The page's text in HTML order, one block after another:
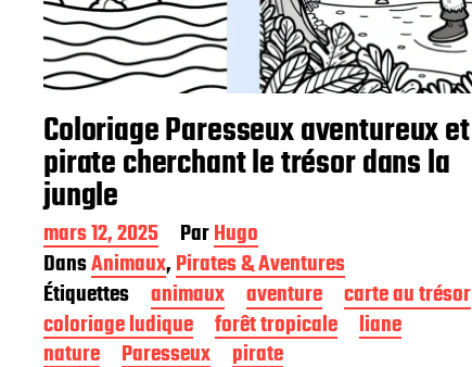
Coloriage Paresseux aventureux et
pirate cherchant le trésor dans la
jungle
D
a
t
e
d
e
mars 12, 2025 ParHugo
DansAnimaux,Pirates & Aventures
Étiquettes
animaux aventure
carte au trésor
coloriage ludique
forêt tropicale
liane
nature
Paresseux pirate